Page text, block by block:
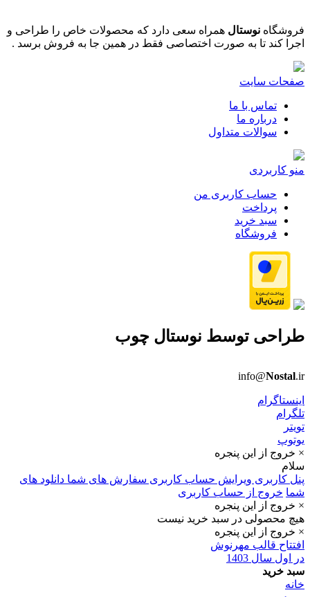
فروشگاه نوستال همراه سعی دارد که محصولات خاص را طراحی و
اجرا کند تا به صورت اختصاصی فقط در همین جا به فروش برسد .
صفحات سایت
تماس با ما
درباره ما
سوالات متداول
منو کاربردی
حساب کاربری من
پرداخت
سبد خرید
فروشگاه
طراحی توسط نوستال چوب
info@Nostal.ir
اینستاگرام
تلگرام
تویتر
یوتوپ
× خروج از این پنجره
سلام
پنل کاربری ویرایش حساب کاربری سفارش های شما دانلود های
شما خروج از حساب کاربری
× خروج از این پنجره
هیچ محصولی در سبد خرید نیست
× خروج از این پنجره
افتتاح قالب مهرنوش
در اول سال 1403
سبد خرید
خانه